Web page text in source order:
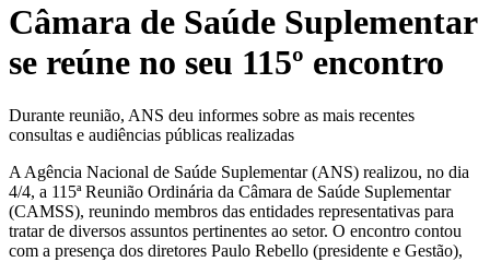
Câmara de Saúde Suplementar
se reúne no seu 115º encontro
Durante reunião, ANS deu informes sobre as mais recentes
consultas e audiências públicas realizadas
A Agência Nacional de Saúde Suplementar (ANS) realizou, no dia
4/4, a 115ª Reunião Ordinária da Câmara de Saúde Suplementar
(CAMSS), reunindo membros das entidades representativas para
tratar de diversos assuntos pertinentes ao setor. O encontro contou
com a presença dos diretores Paulo Rebello (presidente e Gestão),